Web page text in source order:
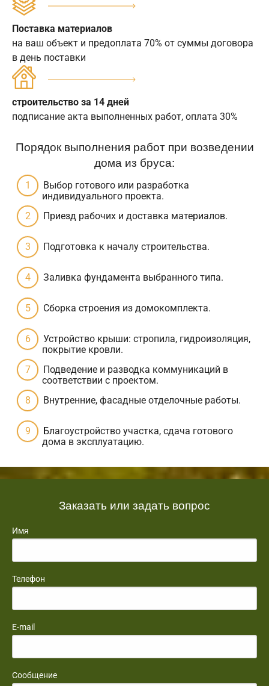
Поставка материалов
на ваш объект и предоплата 70% от суммы договора
в день поставки
строительство за 14 дней
подписание акта выполненных работ, оплата 30%
Порядок выполнения работ при возведении
дома из бруса:
Выбор готового или разработка
индивидуального проекта.
Приезд рабочих и доставка материалов.
Подготовка к началу строительства.
Заливка фундамента выбранного типа.
Сборка строения из домокомплекта.
Устройство крыши: стропила, гидроизоляция,
покрытие кровли.
Подведение и разводка коммуникаций в
соответствии с проектом.
Внутренние, фасадные отделочные работы.
Благоустройство участка, сдача готового
дома в эксплуатацию.
Заказать или задать вопрос
Имя
Телефон
E-mail
Сообщение